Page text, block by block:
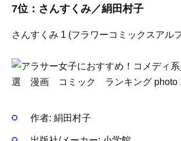
7位：さんすくみ／絹田村子
さんすくみ 1 (フラワーコミックスアル
作者: 絹田村子